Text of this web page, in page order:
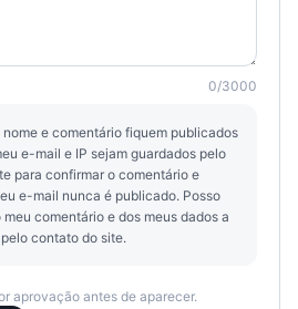
0/3000
e comentário fiquem publicados
e-mail e IP sejam guardados pelo
para confirmar o comentário e
e-mail nunca é publicado. Posso
comentário e dos meus dados a
contato do site.
aprovação antes de aparecer.